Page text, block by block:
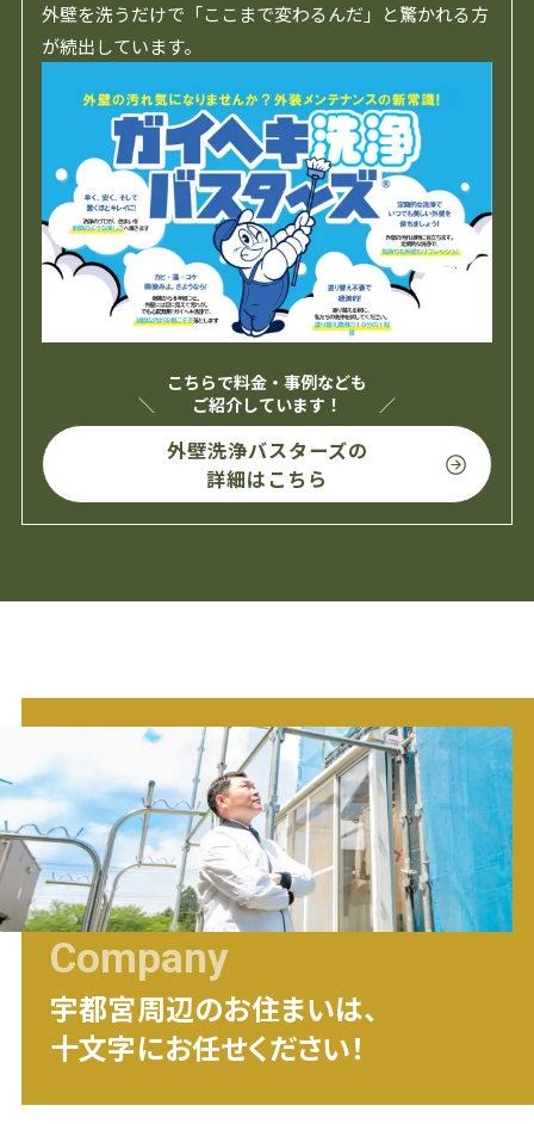
外壁を洗うだけで「ここまで変わるんだ」と驚かれる方
が続出しています。
こちらで料金・事例なども
ご紹介しています！
外壁洗浄バスターズの
詳細はこちら
Company
宇都宮周辺のお住まいは、
十文字にお任せください！